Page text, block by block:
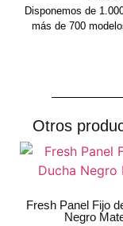
Disponemos de
más de 700
Otros
Fresh Panel Fijo
Negro